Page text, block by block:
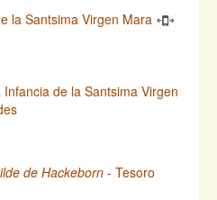
la Santsima Virgen Mara
de la Santsima Virgen
de Hackeborn - Tesoro